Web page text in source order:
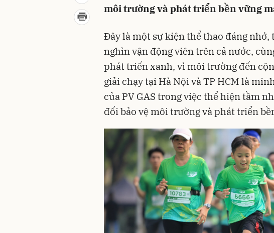
môi trường và phát triển bền vững
Đây là một sự kiện thể thao đáng
nghìn vận động viên trên cả nước,
phát triển xanh, vì môi trường đến
giải chạy tại Hà Nội và TP HCM là
của PV GAS trong việc thể hiện tầm
đối bảo vệ môi trường và phát triển